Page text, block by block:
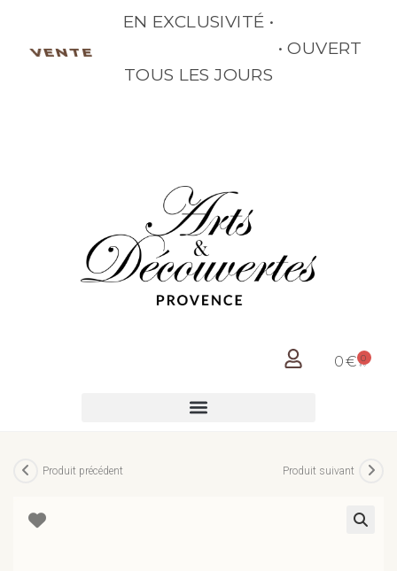
EN EXCLUSIVITÉ •
VENTE
• OUVERT
TOUS LES JOURS
0€ 0
Produit précédent Produit suivant